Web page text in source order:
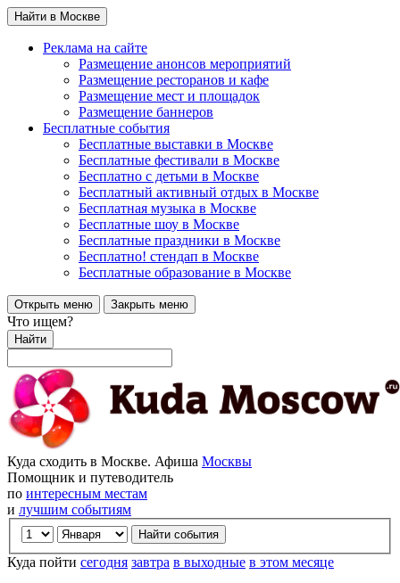
Найти в Москве
Реклама на сайте
Размещение анонсов мероприятий
Размещение ресторанов и кафе
Размещение мест и площадок
Размещение баннеров
Бесплатные события
Бесплатные выставки в Москве
Бесплатные фестивали в Москве
Бесплатно с детьми в Москве
Бесплатный активный отдых в Москве
Бесплатная музыка в Москве
Бесплатные шоу в Москве
Бесплатные праздники в Москве
Бесплатно! стендап в Москве
Бесплатные образование в Москве
Открыть меню Закрыть меню
Что ищем?
Найти
Куда сходить в Москве. Афиша Москвы
Помощник и путеводитель
по интересным местам
и лучшим событиям
Куда пойти сегодня завтра в выходные в этом месяце